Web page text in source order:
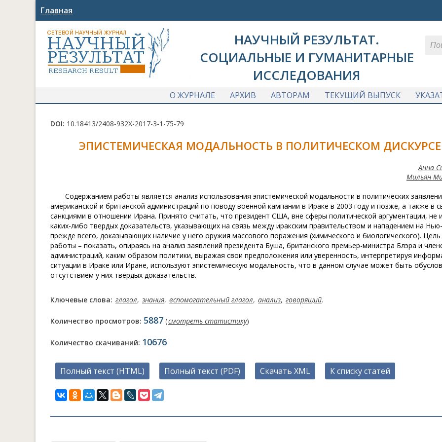
Главная
НАУЧНЫЙ РЕЗУЛЬТАТ.
СОЦИАЛЬНЫЕ И ГУМАНИТАРНЫЕ
ИССЛЕДОВАНИЯ
О ЖУРНАЛЕ АРХИВ АВТОРАМ ТЕКУЩИЙ ВЫПУСК
DOI: 10.18413/2408-932X-2017-3-1-75-79
ЭПИСТЕМИЧЕСКАЯ МОДАЛЬНОСТЬ В ПОЛИТИЧЕСКОМ ДИСКУРСЕ
Анна
Мильян
Содержанием работы является анализ использования эпистемической модальности в политических
американской и британской администраций по поводу военной кампании в Ираке в 2003 году и позже, а также в
санкциями в отношении Ирана. Принято считать, что президент США, вне сферы политической аргументации, не
каких-либо твердых доказательств, указывающих на связь между иракским правительством и нападением на
прежде всего, доказывающих наличие у него оружия массового поражения (химического и биологического).
работы – показать, опираясь на анализ заявлений президента Буша, британского премьер-министра Блэра и
администраций, каким образом политики, выражая свои предположения или уверенность, интерпретируя
ситуации в Ираке или Иране, используют эпистемическую модальность, что в данном случае может быть
отсутствием у них твердых доказательств.
Ключевые слова: глагол, знания, вспомогательный глагол, анализ, говорящий.
Количество просмотров: 5887 (смотреть статистику)
Количество скачиваний: 10676
Полный текст (HTML) Полный текст (PDF) Скачать XML К списку статей